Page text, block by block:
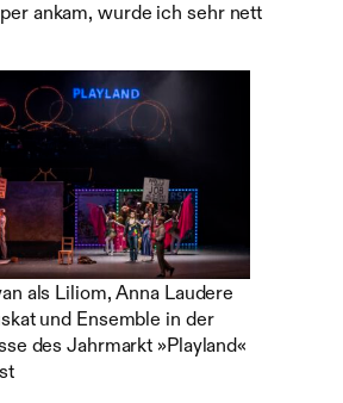
ankam, wurde ich sehr nett
als Liliom, Anna Laudere
und Ensemble in der
des Jahrmarkt »Playland«